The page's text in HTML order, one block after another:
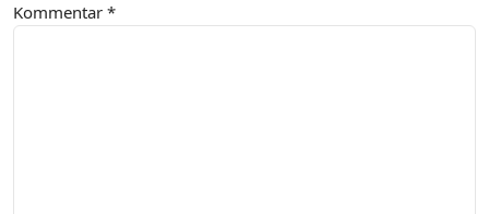
Kommentar *